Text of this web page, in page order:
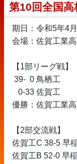
第10回全国
期日：令和5年4
会場：佐賀工業
【1部リーグ戦】
39-  0 鳥栖工
   0-33 佐賀工
優勝：佐賀工業
【2部交流戦】
佐賀工C 38-5 早
佐賀工B 52-0 早